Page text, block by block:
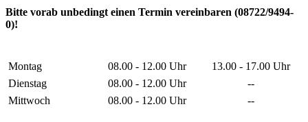
Bitte vorab unbedingt einen Termin vereinbaren (08722/9494-
0)!
Montag 08.00 - 12.00 Uhr
13.00 - 17.00 Uhr
Dienstag
08.00 - 12.00 Uhr
--
Mittwoch
08.00 - 12.00 Uhr --